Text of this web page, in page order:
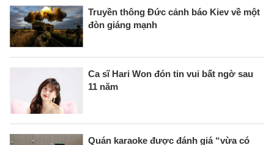
Truyền thông Đức cảnh báo Kiev về một
đòn giáng mạnh
Ca sĩ Hari Won đón tin vui bất ngờ sau
11 năm
Quán karaoke được đánh giá “vừa có